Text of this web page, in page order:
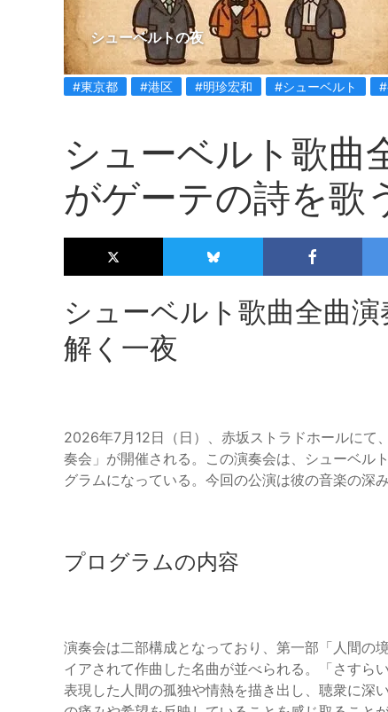
シューベルトの夜
#東京都 #港区 #明珍宏和 #シューベルト
シューベルト歌曲
がゲーテの詩を歌
シューベルト歌曲全曲
解く一夜
2026年7月12日（日）、赤坂ストラドホールにて
奏会」が開催される。この演奏会は、シューベル
グラムになっている。今回の公演は彼の音楽の深
プログラムの内容
演奏会は二部構成となっており、第一部「人間の
イアされて作曲した名曲が並べられる。「さすら
表現した人間の孤独や情熱を描き出し、聴衆に深